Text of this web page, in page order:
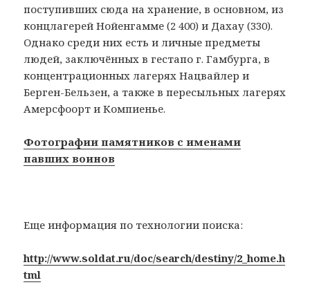
поступивших сюда на хранение, в основном, из
концлагерей Нойенгамме (2 400) и Дахау (330).
Однако среди них есть и личные предметы
людей, заключённых в гестапо г. Гамбурга, в
концентрационных лагерях Нацвайлер и
Берген-Бельзен, а также в пересыльных лагерях
Амерсфоорт и Компиенье.
Фотографии памятников с именами
павших воинов
Еще информация по технологии поиска:
http://www.soldat.ru/doc/search/destiny/2_home.h
tml